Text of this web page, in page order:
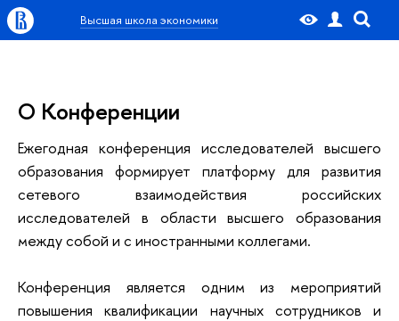
Высшая школа экономики
O Конференции
Ежегодная конференция исследователей высшего
образования формирует платформу для развития
сетевого взаимодействия российских
исследователей в области высшего образования
между собой и с иностранными коллегами.
Конференция является одним из мероприятий
повышения квалификации научных сотрудников и